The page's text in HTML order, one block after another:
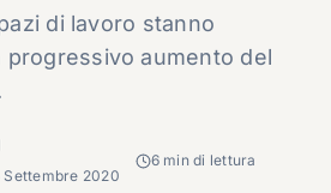
di lavoro stanno
progressivo aumento del
Settembre 2020
6 min di lettura